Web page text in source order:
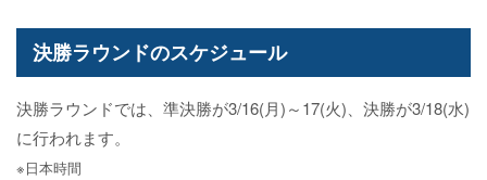
決勝ラウンドのスケジュール
決勝ラウンドでは、準決勝が3/16(月)～17(火)、決勝が3/18(水)
に行われます。
※日本時間